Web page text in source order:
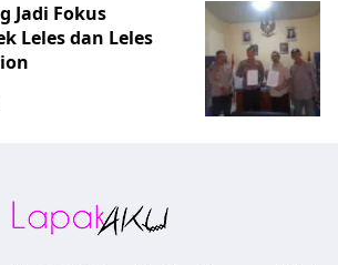
Jadi Fokus
Leles dan Leles